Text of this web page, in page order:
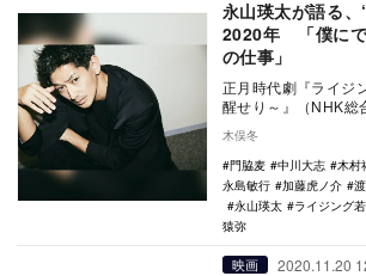
永山瑛太が語る
2020年 「僕に
の仕事」
正月時代劇『ライジ
醒せり～』（NHK総
した大典顕…
木俣冬
門脇麦
中川大志 木村
永島敏行
加藤虎ノ介
永山瑛太
ライジング
猿弥
映画 2020.11.20